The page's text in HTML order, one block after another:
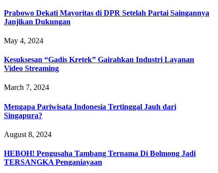
Prabowo Dekati Mayoritas di DPR Setelah Partai Saingannya
Janjikan Dukungan
May 4, 2024
Kesuksesan “Gadis Kretek” Gairahkan Industri Layanan
Video Streaming
March 7, 2024
Mengapa Pariwisata Indonesia Tertinggal Jauh dari
Singapura?
August 8, 2024
HEBOH! Pengusaha Tambang Ternama Di Bolmong Jadi
TERSANGKA Penganiayaan